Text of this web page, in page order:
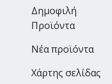
Δημοφιλή
Προϊόντα
Νέα προϊόντα
Χάρτης σελίδας